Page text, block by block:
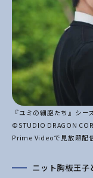
『ユミの細胞たち』シー
©STUDIO DRAGON
Prime Videoで見放題配
ニット胸板王子